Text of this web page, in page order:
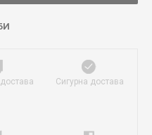
Сигурна достава